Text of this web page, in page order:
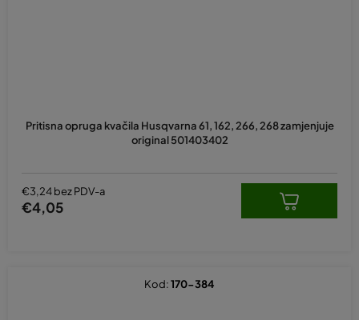
Pritisna opruga kvačila Husqvarna 61, 162, 266, 268 zamjenjuje
original 501403402
€3,24 bez PDV-a
€4,05
Kod:170-384